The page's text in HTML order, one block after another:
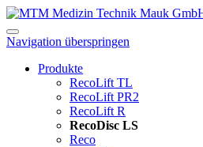
Navigation überspringen
Produkte
RecoLift TL
RecoLift PR2
RecoLift R
RecoDisc LS
Reco